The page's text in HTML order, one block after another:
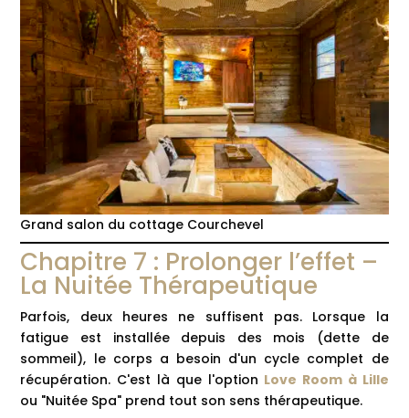
Grand salon du cottage Courchevel
Chapitre 7 : Prolonger l’effet –
La Nuitée Thérapeutique
Parfois, deux heures ne suffisent pas. Lorsque la
fatigue est installée depuis des mois (dette de
sommeil), le corps a besoin d'un cycle complet de
récupération. C'est là que l'option Love Room à Lille
ou "Nuitée Spa" prend tout son sens thérapeutique.